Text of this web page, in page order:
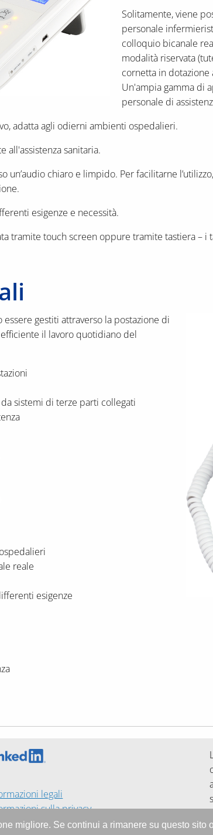
migliore. Se continui a rimanere su questo sito
Solitamente, viene
personale
colloquio bicanale
modalità riservata
cornetta in dotazione
Un'ampia gamma di
personale di
adatta agli odierni ambienti ospedalieri.
all'assistenza sanitaria.
un’audio chiaro e limpido. Per facilitarne
esigenze e necessità.
tramite touch screen oppure tramite tastiera –
gestiti attraverso la postazione di
il lavoro quotidiano del
sistemi di terze parti collegati
reale
esigenze
legali
sulla privacy
e Condizioni